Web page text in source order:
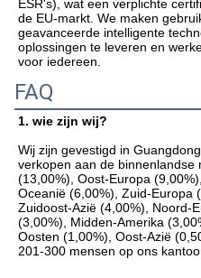
ESR's), wat een verplichte
de EU-markt. We maken
geavanceerde intelligente
oplossingen te leveren en
voor iedereen.
FAQ
1. wie zijn wij?
Wij zijn gevestigd in
verkopen aan de binnenlandse
(13,00%), Oost-Europa
Oceanië (6,00%), Zuid-Europa
Zuidoost-Azië (4,00%), Noord-
(3,00%), Midden-Amerika
Oosten (1,00%), Oost-Azië
201-300 mensen op ons